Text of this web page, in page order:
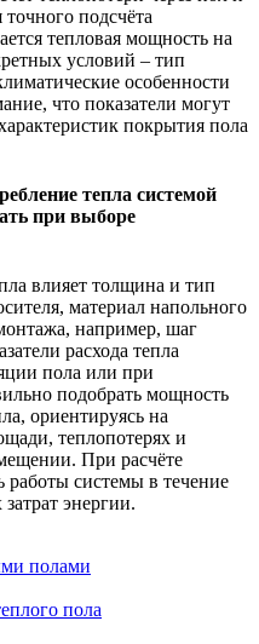
подсчёта
тепловая мощность на
условий – тип
особенности
что показатели могут
покрытия пола
тепла системой
при выборе
влияет толщина и тип
материал напольного
например, шаг
расхода тепла
пола или при
подобрать мощность
ориентируясь на
теплопотерях и
При расчёте
системы в течение
энергии.
полами
пола